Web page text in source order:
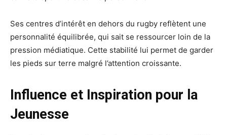
Ses centres d’intérêt en dehors du rugby reflètent une
personnalité équilibrée, qui sait se ressourcer loin de la
pression médiatique. Cette stabilité lui permet de garder
les pieds sur terre malgré l’attention croissante.
Influence et Inspiration pour la
Jeunesse